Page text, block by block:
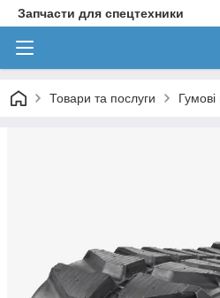
Запчасти для спецтехники
Товари та послуги Гумові